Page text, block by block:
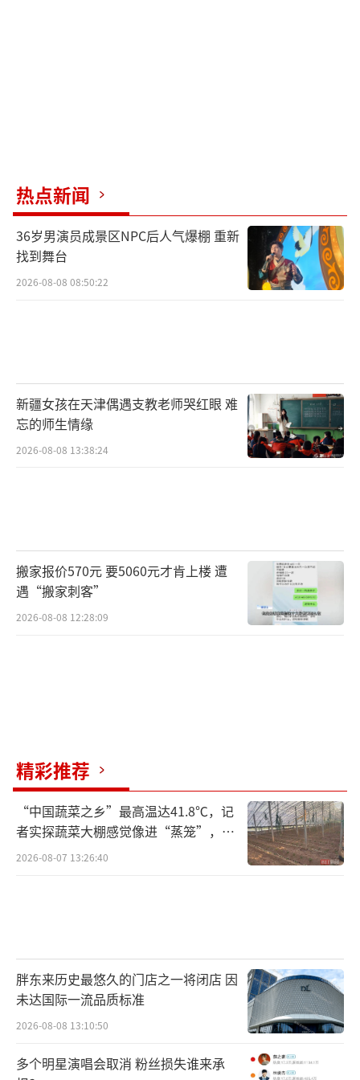
热点新闻
36岁男演员成景区NPC后人气爆棚 重新
找到舞台
2026-08-08 08:50:22
新疆女孩在天津偶遇支教老师哭红眼 难
忘的师生情缘
2026-08-08 13:38:24
搬家报价570元 要5060元才肯上楼 遭
遇“搬家刺客”
2026-08-08 12:28:09
精彩推荐
“中国蔬菜之乡”最高温达41.8℃，记
者实探蔬菜大棚感觉像进“蒸笼”，有
村民称只能凌晨两点起来干活
2026-08-07 13:26:40
胖东来历史最悠久的门店之一将闭店 因
未达国际一流品质标准
2026-08-08 13:10:50
多个明星演唱会取消 粉丝损失谁来承